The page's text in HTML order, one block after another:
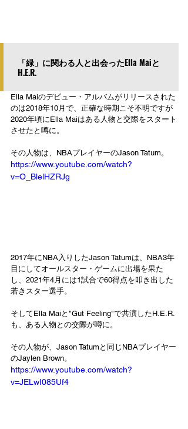
「緑」に関わる人と出会ったElla Maiと
H.E.R.
Ella Maiのデビュー・アルバムがリリースされた
のは2018年10月で、正確な時期こそ不明ですが
2020年頃にElla Maiはある人物と交際をスタート
させたと噂に。
その人物は、NBAプレイヤーのJason Tatum。
https://www.youtube.com/watch?
v=O_BlelHZRJg
2017年にNBA入りしたJason Tatumは、NBA3年
目にしてオールスター・ゲームに出場を果た
し、2021年4月には1試合で60得点を叩き出した
若きスター選手。
そしてElla Maiと"Gut Feeling"で共演したH.E.R.
も、ある人物との交際が噂に。
その人物が、Jason Tatumと同じNBAプレイヤー
のJaylen Brown。
https://www.youtube.com/watch?
v=JELwI085Uf4